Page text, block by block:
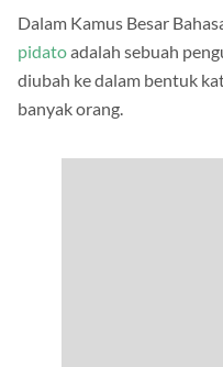
Dalam Kamus Besar
pidatoadalah sebuah
diubah ke dalam bentuk
banyak orang.